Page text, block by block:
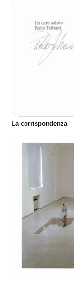
La corrispondenza